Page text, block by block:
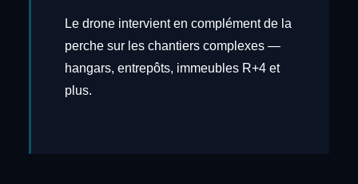
Le drone intervient en complément de la
perche sur les chantiers complexes —
hangars, entrepôts, immeubles R+4 et
plus.